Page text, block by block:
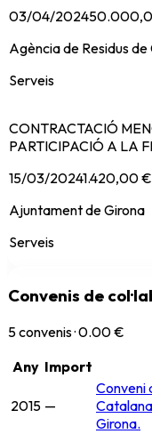
03/04/2024
Agència de Residus
Serveis
CONTRACTACIÓ
PARTICIPACIÓ A LA
15/03/20241.420,00 €
Ajuntament de Girona
Serveis
Convenis de
5convenis ·0.00 €
Any Import
2015 —
Conveni
Girona.